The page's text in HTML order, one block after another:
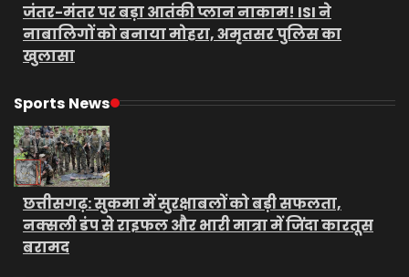
जंतर-मंतर पर बड़ा आतंकी प्लान नाकाम! ISI ने
नाबालिगों को बनाया मोहरा, अमृतसर पुलिस का
खुलासा
Sports News
छत्तीसगढ़: सुकमा में सुरक्षाबलों को बड़ी सफलता,
नक्सली डंप से राइफल और भारी मात्रा में जिंदा कारतूस
बरामद